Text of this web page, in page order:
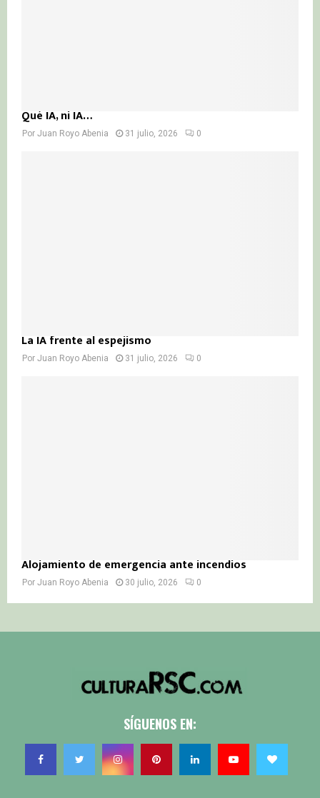
Qué IA, ni IA…
Por Juan Royo Abenia 31 julio, 2026 0
La IA frente al espejismo
Por Juan Royo Abenia 31 julio, 2026 0
Alojamiento de emergencia ante incendios
Por Juan Royo Abenia 30 julio, 2026 0
SÍGUENOS EN: